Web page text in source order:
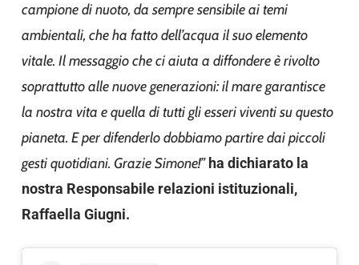
campione di nuoto, da sempre sensibile ai temi
ambientali, che ha fatto dell’acqua il suo elemento
vitale. Il messaggio che ci aiuta a diffondere è rivolto
soprattutto alle nuove generazioni: il mare garantisce
la nostra vita e quella di tutti gli esseri viventi su questo
pianeta. E per difenderlo dobbiamo partire dai piccoli
gesti quotidiani. Grazie Simone!” ha dichiarato la
nostra Responsabile relazioni istituzionali,
Raffaella Giugni.